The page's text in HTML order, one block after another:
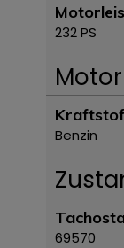
232 PS
Benzin
69570